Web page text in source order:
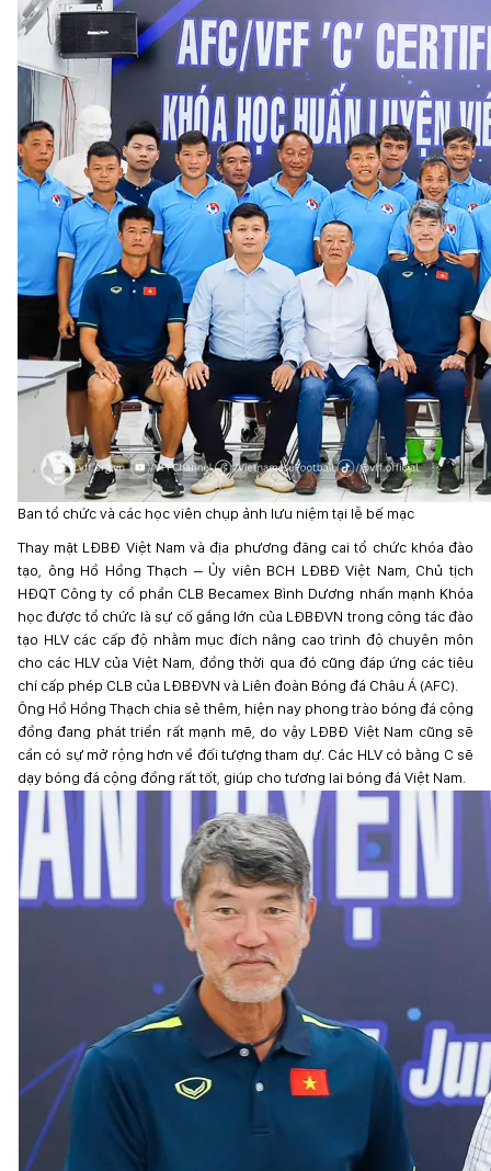
Ban tổ chức và các học viên chụp ảnh lưu niệm tại lễ bế mạc
Thay mặt LĐBĐ Việt Nam và địa phương đăng cai tổ chức khóa đào
tạo, ông Hồ Hồng Thạch – Ủy viên BCH LĐBĐ Việt Nam, Chủ tịch
HĐQT Công ty cổ phần CLB Becamex Bình Dương nhấn mạnh Khóa
học được tổ chức là sự cố gắng lớn của LĐBĐVN trong công tác đào
tạo HLV các cấp độ nhằm mục đích nâng cao trình độ chuyên môn
cho các HLV của Việt Nam, đồng thời qua đó cũng đáp ứng các tiêu
chí cấp phép CLB của LĐBĐVN và Liên đoàn Bóng đá Châu Á (AFC).
Ông Hồ Hồng Thạch chia sẻ thêm, hiện nay phong trào bóng đá cộng
đồng đang phát triển rất mạnh mẽ, do vậy LĐBĐ Việt Nam cũng sẽ
cần có sự mở rộng hơn về đối tượng tham dự. Các HLV có bằng C sẽ
dạy bóng đá cộng đồng rất tốt, giúp cho tương lai bóng đá Việt Nam.